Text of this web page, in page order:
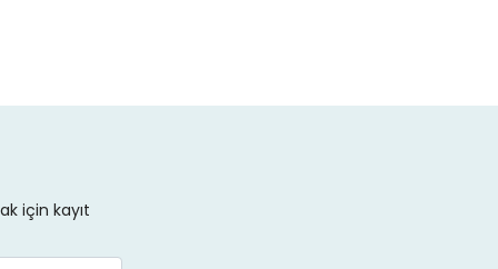
için kayıt